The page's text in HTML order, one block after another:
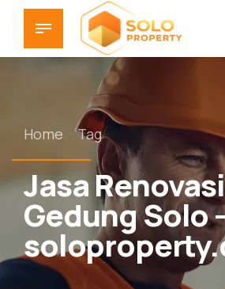
Home Tag
Jasa Renovasi
Gedung Solo